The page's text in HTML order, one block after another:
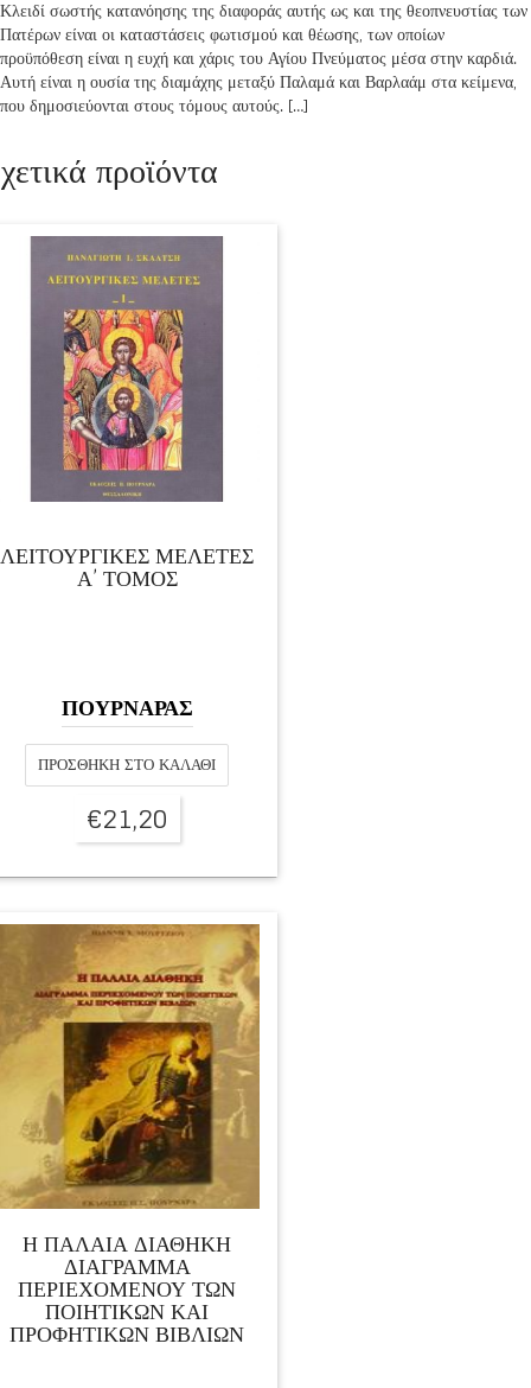
Κλειδί σωστής κατανόησης της διαφοράς αυτής ως και της θεοπνευστίας των
Πατέρων είναι οι καταστάσεις φωτισμού και θέωσης, των οποίων
προϋπόθεση είναι η ευχή και χάρις του Αγίου Πνεύματος μέσα στην καρδιά.
Αυτή είναι η ουσία της διαμάχης μεταξύ Παλαμά και Βαρλαάμ στα κείμενα,
που δημοσιεύονται στους τόμους αυτούς. […]
προϊόντα
ΛΕΙΤΟΥΡΓΙΚΕΣ ΜΕΛΕΤΕΣ
Α’ ΤΟΜΟΣ
ΠΟΥΡΝΑΡΑΣ
ΠΡΟΣΘΉΚΗ ΣΤΟ ΚΑΛΆΘΙ
€21,20
Η ΠΑΛΑΙΑ ΔΙΑΘΗΚΗ
ΔΙΑΓΡΑΜΜΑ
ΠΕΡΙΕΧΟΜΕΝΟΥ ΤΩΝ
ΠΟΙΗΤΙΚΩΝ ΚΑΙ
ΠΡΟΦΗΤΙΚΩΝ ΒΙΒΛΙΩΝ